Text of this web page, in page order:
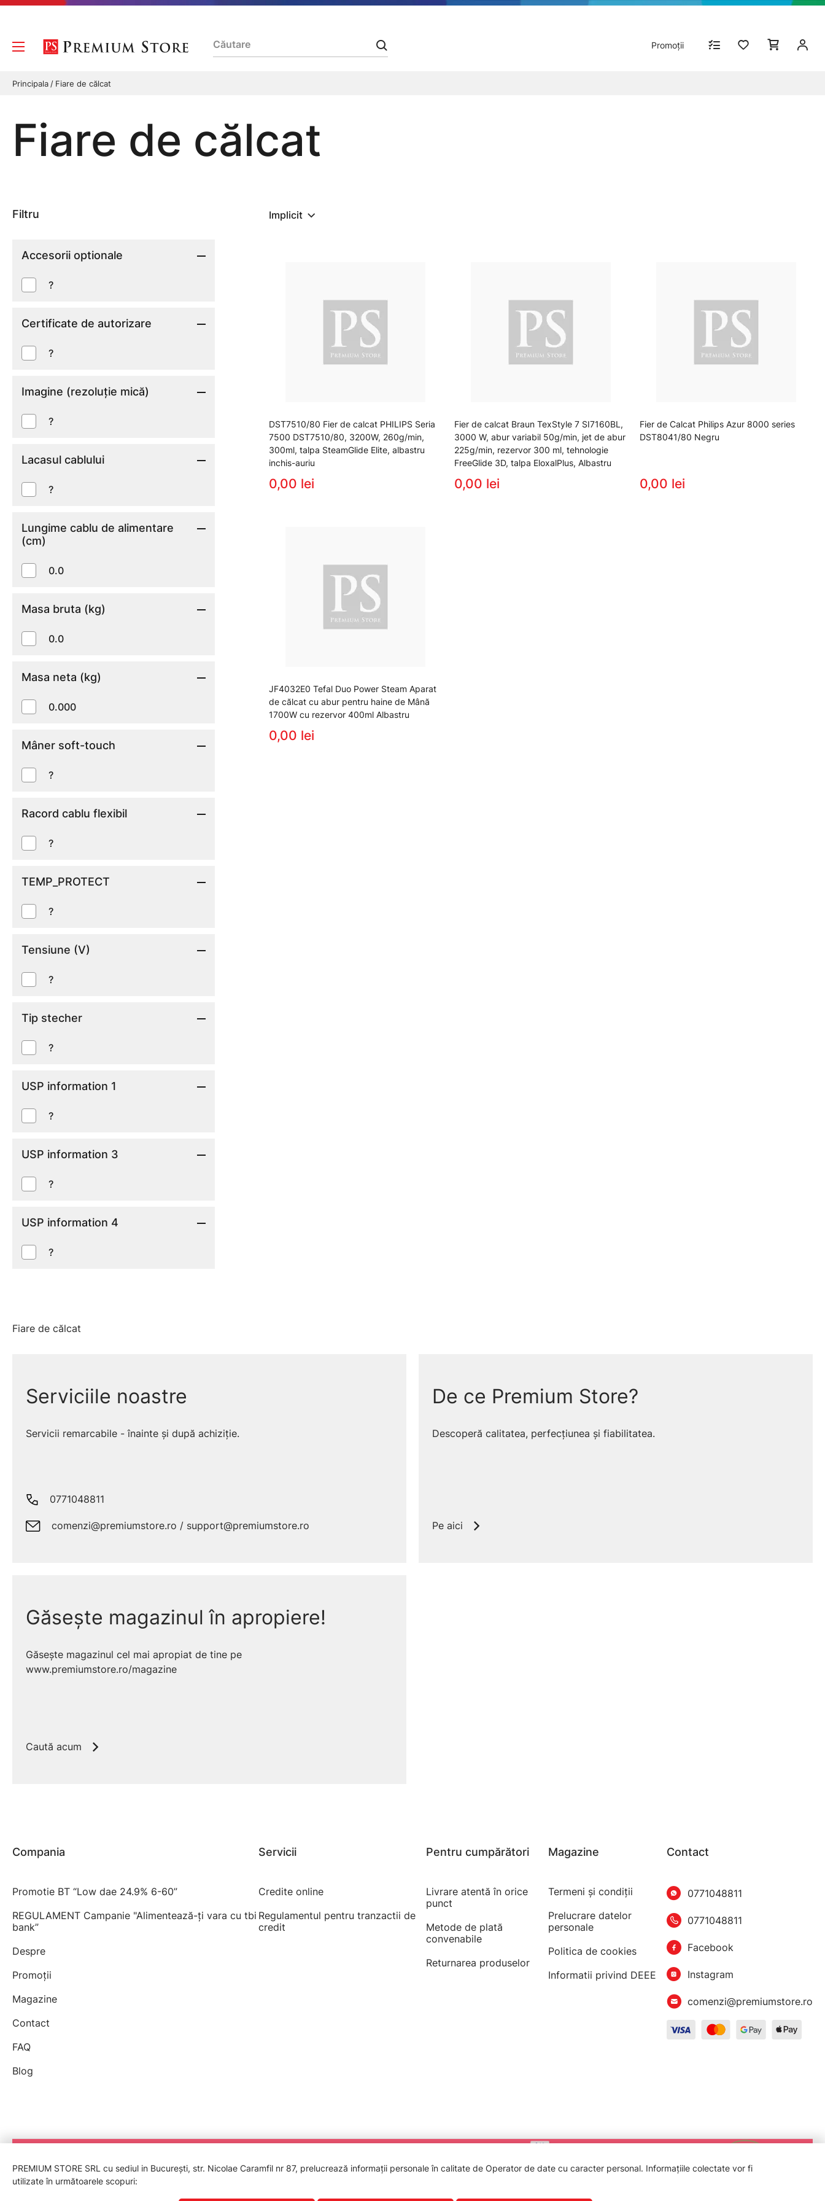
Promoții
Principala Fiare de călcat
Fiare de călcat
Filtru
Accesorii optionale
?
Certificate de autorizare
?
Imagine (rezoluție mică)
?
Lacasul cablului
?
Lungime cablu de alimentare
(cm)
0.0
Masa bruta (kg)
0.0
Masa neta (kg)
0.000
Mâner soft-touch
?
Racord cablu flexibil
?
TEMP_PROTECT
?
Tensiune (V)
?
Tip stecher
?
USP information 1
?
USP information 3
?
USP information 4
?
Implicit
DST7510/80 Fier de calcat PHILIPS Seria
7500 DST7510/80, 3200W, 260g/min,
300ml, talpa SteamGlide Elite, albastru
inchis-auriu
0,00 lei
Fier de calcat Braun TexStyle 7 SI7160BL,
3000 W, abur variabil 50g/min, jet de abur
225g/min, rezervor 300 ml, tehnologie
FreeGlide 3D, talpa EloxalPlus, Albastru
0,00 lei
Fier de Calcat Philips Azur 8000 series
DST8041/80 Negru
0,00 lei
JF4032E0 Tefal Duo Power Steam Aparat
de călcat cu abur pentru haine de Mână
1700W cu rezervor 400ml Albastru
0,00 lei
Fiare de călcat
Serviciile noastre
Servicii remarcabile - înainte și după achiziție.
0771048811
comenzi@premiumstore.ro / support@premiumstore.ro
De ce Premium Store?
Descoperă calitatea, perfecțiunea și fiabilitatea.
Pe aici
Găsește magazinul în apropiere!
Găsește magazinul cel mai apropiat de tine pe
www.premiumstore.ro/magazine
Caută acum
Compania
Promotie BT “Low dae 24.9% 6-60”
REGULAMENT Campanie "Alimentează-ți vara cu tbi
bank”
Despre
Promoții
Magazine
Contact
FAQ
Blog
Servicii
Credite online
Regulamentul pentru tranzactii de
credit
Pentru cumpărători
Livrare atentă în orice
punct
Metode de plată
convenabile
Returnarea produselor
Magazine
Termeni şi condiţii
Prelucrare datelor
personale
Politica de cookies
Informatii privind DEEE
Contact
0771048811
0771048811
Facebook
Instagram
comenzi@premiumstore.ro
PREMIUM STORE SRL cu sediul in București, str. Nicolae Caramfil nr 87, prelucrează informații personale în calitate de Operator de date cu caracter personal. Informațiile colectate vor fi
utilizate în următoarele scopuri: